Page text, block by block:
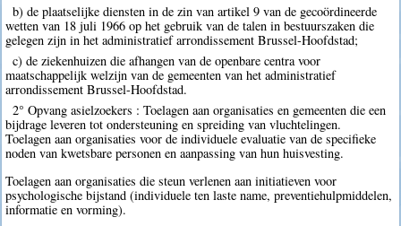
b) de plaatselijke diensten in de zin van artikel 9 van de gecoördineerde
wetten van 18 juli 1966 op het gebruik van de talen in bestuurszaken die
gelegen zijn in het administratief arrondissement Brussel-Hoofdstad;
c) de ziekenhuizen die afhangen van de openbare centra voor
maatschappelijk welzijn van de gemeenten van het administratief
arrondissement Brussel-Hoofdstad.
2° Opvang asielzoekers : Toelagen aan organisaties en gemeenten die een
bijdrage leveren tot ondersteuning en spreiding van vluchtelingen.
Toelagen aan organisaties voor de individuele evaluatie van de specifieke
noden van kwetsbare personen en aanpassing van hun huisvesting.
Toelagen aan organisaties die steun verlenen aan initiatieven voor
psychologische bijstand (individuele ten laste name, preventiehulpmiddelen,
informatie en vorming).